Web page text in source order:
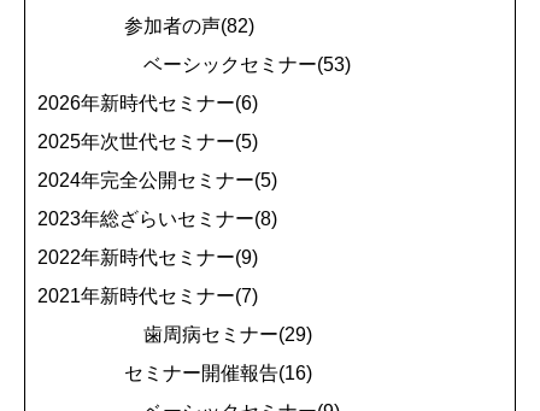
参加者の声(82)
ベーシックセミナー(53)
2026年新時代セミナー(6)
2025年次世代セミナー(5)
2024年完全公開セミナー(5)
2023年総ざらいセミナー(8)
2022年新時代セミナー(9)
2021年新時代セミナー(7)
歯周病セミナー(29)
セミナー開催報告(16)